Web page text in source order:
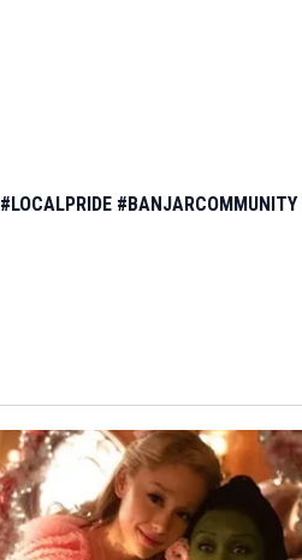
#LOCALPRIDE #BANJARCOMMUNITY